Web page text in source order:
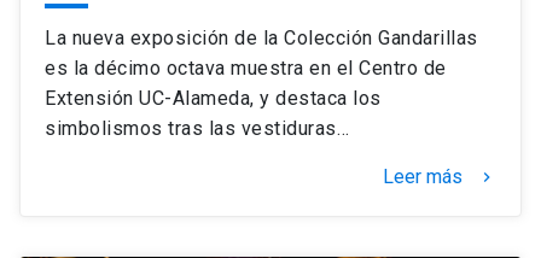
La nueva exposición de la Colección Gandarillas
es la décimo octava muestra en el Centro de
Extensión UC-Alameda, y destaca los
simbolismos tras las vestiduras…
Leer más keyboard_arrow_right